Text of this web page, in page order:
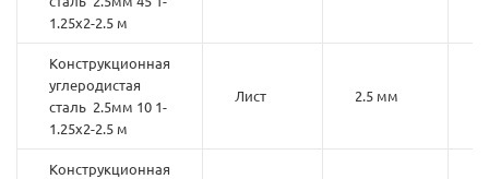
1.25х2-2.5 м
Конструкционная
углеродистая
сталь 2.5мм 10 1-
1.25х2-2.5 м
Лист 2.5 мм
Конструкционная